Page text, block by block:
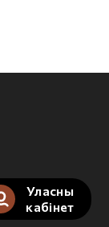
Уласны
кабінет